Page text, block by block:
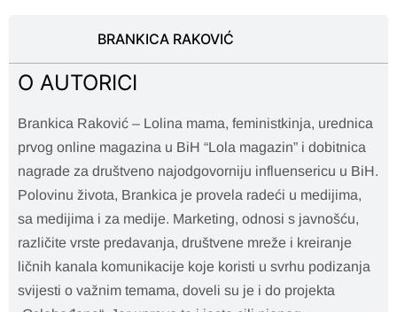
BRANKICA RAKOVIĆ
O AUTORICI
Brankica Raković – Lolina mama, feministkinja, urednica
prvog online magazina u BiH “Lola magazin” i dobitnica
nagrade za društveno najodgovorniju influensericu u BiH.
Polovinu života, Brankica je provela radeći u medijima,
sa medijima i za medije. Marketing, odnosi s javnošću,
različite vrste predavanja, društvene mreže i kreiranje
ličnih kanala komunikacije koje koristi u svrhu podizanja
svijesti o važnim temama, doveli su je i do projekta